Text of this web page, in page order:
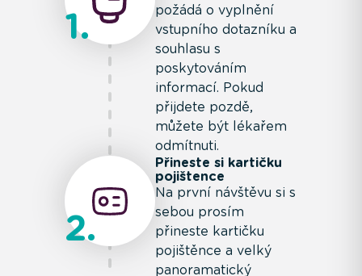
1
požádá o vyplnění
vstupního dotazníku a
souhlasu s
poskytováním
informací. Pokud
přijdete pozdě,
můžete být lékařem
odmítnuti.
2
Přineste si kartičku
pojištence
Na první návštěvu si s
sebou prosím
přineste kartičku
pojištěnce a velký
panoramatický